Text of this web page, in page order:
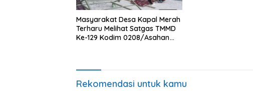
Masyarakat Desa Kapal Merah
Terharu Melihat Satgas TMMD
Ke-129 Kodim 0208/Asahan
Rekomendasi untuk kamu